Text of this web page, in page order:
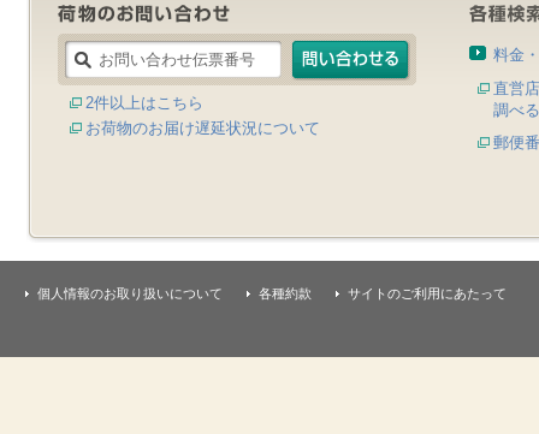
2件以上はこちら
お荷物のお届け遅延状況について
料金
直営
調べる
郵便
個人情報のお取り扱いについて 各種約款 サイトのご利用にあたって